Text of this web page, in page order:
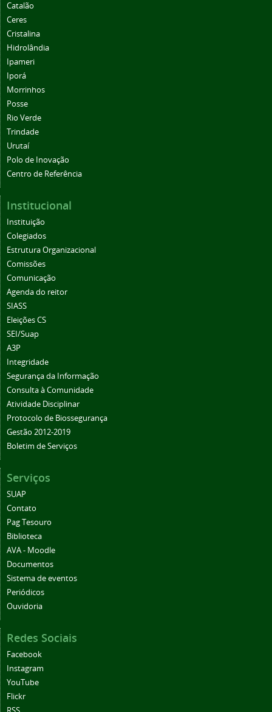
Catalão
Ceres
Cristalina
Hidrolândia
Ipameri
Iporá
Morrinhos
Posse
Rio Verde
Trindade
Urutaí
Polo de Inovação
Centro de Referência
Institucional
Instituição
Colegiados
Estrutura Organizacional
Comissões
Comunicação
Agenda do reitor
SIASS
Eleições CS
SEI/Suap
A3P
Integridade
Segurança da Informação
Consulta à Comunidade
Atividade Disciplinar
Protocolo de Biossegurança
Gestão 2012-2019
Boletim de Serviços
Serviços
SUAP
Contato
Pag Tesouro
Biblioteca
AVA - Moodle
Documentos
Sistema de eventos
Periódicos
Ouvidoria
Redes Sociais
Facebook
Instagram
YouTube
Flickr